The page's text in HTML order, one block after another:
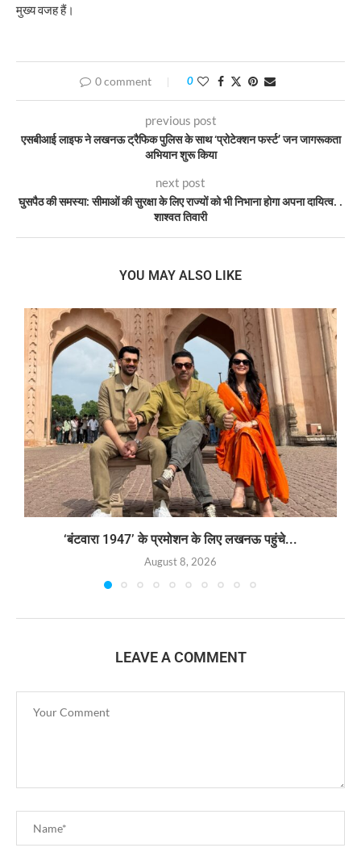
मुख्य वजह हैं।
0 comment 0
previous post
एसबीआई लाइफ ने लखनऊ ट्रैफिक पुलिस के साथ ‘प्रोटेक्शन फर्स्ट’ जन जागरूकता
अभियान शुरू किया
next post
घुसपैठ की समस्या: सीमाओं की सुरक्षा के लिए राज्यों को भी निभाना होगा अपना दायित्व. .
शाश्वत तिवारी
YOU MAY ALSO LIKE
‘बंटवारा 1947’ के प्रमोशन के लिए लखनऊ पहुंचे...
August 8, 2026
LEAVE A COMMENT